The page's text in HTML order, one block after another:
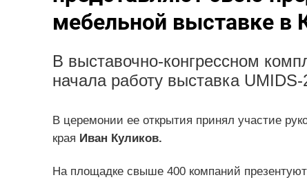
мебельной выставке в
В выставочно-конгрессном
начала работу выставка UMIDS-
В церемонии ее открытия принял участие
края Иван Куликов.
На площадке свыше 400 компаний